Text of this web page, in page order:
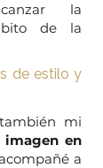
la
de la
de estilo y
mi
imagen en
a